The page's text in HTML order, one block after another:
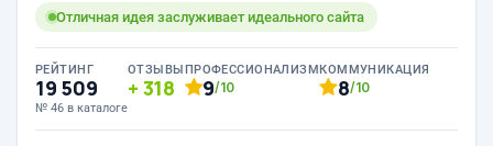
Отличная идея заслуживает идеального сайта
РЕЙТИНГ
19 509
№ 46 в каталоге
ОТЗЫВЫ
318
ПРОФЕССИОНАЛИЗМ
9/10
КОММУНИКАЦИЯ
8/10